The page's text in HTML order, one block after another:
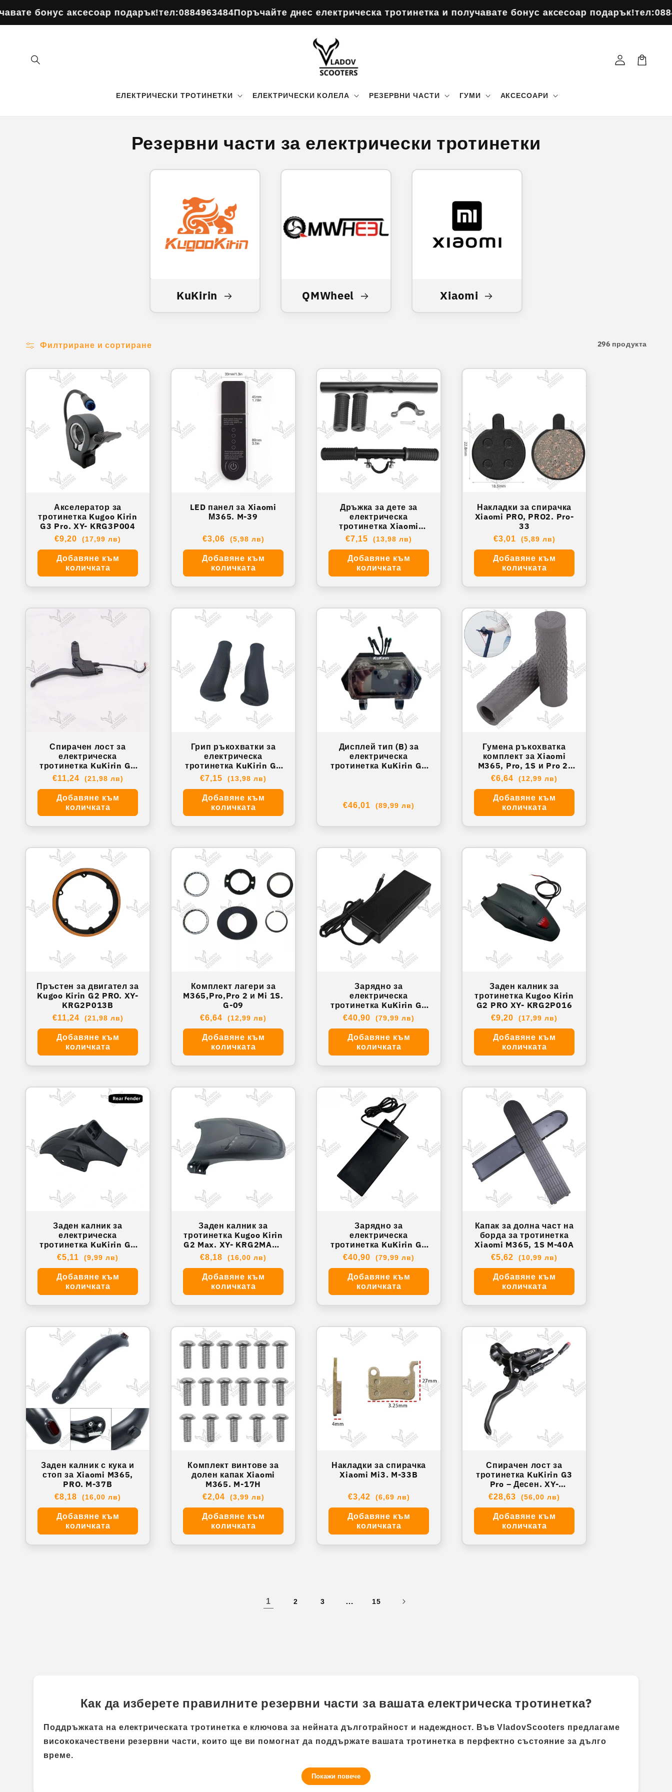
аксесоар подарък!тел:0884963484Поръчайте днес електрическа тротинетка и получавате бонус аксесоар подарък!тел:0884963484
ЕЛЕКТРИЧЕСКИ ТРОТИНЕТКИ ЕЛЕКТРИЧЕСКИ КОЛЕЛА РЕЗЕРВНИ ЧАСТИ ГУМИ АКСЕСОАРИ
Влизане
Резервни части за електрически тротинетки
KuKirin QMWheel Xiaomi
Филтриране и сортиране 296 продукта
Акселератор за
тротинетка Kugoo Kirin
G3 Pro. XY- KRG3P004
Обичайна
цена
€9,20 (17,99 лв)
Добавяне към
количката
LED панел за Xiaomi
М365. M-39
Обичайна
цена
€3,06 (5,98 лв)
Добавяне към
количката
Дръжка за дете за
електрическа
тротинетка Xiaomi
M365, PRO,1S, PRO 2. T-
12A
Обичайна
цена
€7,15 (13,98 лв)
Добавяне към
количката
Накладки за спирачка
Xiaomi PRO, PRO2. Pro-
33
Обичайна
цена
€3,01 (5,89 лв)
Добавяне към
количката
Спирачен лост за
електрическа
тротинетка KuKirin G4
– десен. XY- KRG4009
Обичайна
цена
€11,24 (21,98 лв)
Добавяне към
количката
Грип ръкохватки за
електрическа
тротинетка KuKirin G2
Master. XY- KRG2MST0
49
Обичайна
цена
€7,15 (13,98 лв)
Добавяне към
количката
Дисплей тип (B) за
електрическа
тротинетка KuKirin G2
Обичайна
€46,01 (89,99 лв)
Гумена ръкохватка
комплект за Xiaomi
M365, Pro, 1S и Pro 2.
M-44
Обичайна
цена
€6,64 (12,99 лв)
Добавяне към
количката
Пръстен за двигател за
Kugoo Kirin G2 PRO. XY-
KRG2P013B
Обичайна
цена
€11,24 (21,98 лв)
Добавяне към
количката
Комплект лагери за
M365,Pro,Pro 2 и Mi 1S.
G-09
Обичайна
цена
€6,64 (12,99 лв)
Добавяне към
количката
Зарядно за
електрическа
тротинетка KuKirin G2
54.6V, 2A. XY- KRG2006
Обичайна
цена
€40,90 (79,99 лв)
Добавяне към
количката
Заден калник за
тротинетка Kugoo Kirin
G2 PRO XY- KRG2P016
Обичайна
цена
€9,20 (17,99 лв)
Добавяне към
количката
Заден калник за
електрическа
тротинетка KuKirin G2
Master. XY- KRG2MST0
43
Обичайна
цена
€5,11 (9,99 лв)
Добавяне към
количката
Заден калник за
тротинетка Kugoo Kirin
G2 Max. XY- KRG2MAX0
36
Обичайна
цена
€8,18 (16,00 лв)
Добавяне към
количката
Зарядно за
електрическа
тротинетка KuKirin G2
Pro / G2 Max / New XY-
KRG2MAX0 03
Обичайна
цена
€40,90 (79,99 лв)
Добавяне към
количката
Капак за долна част на
борда за тротинетка
Xiaomi M365, 1S M-40A
Обичайна
цена
€5,62 (10,99 лв)
Добавяне към
количката
Заден калник с кука и
стоп за Xiaomi M365,
PRO. M-37B
Обичайна
цена
€8,18 (16,00 лв)
Добавяне към
количката
Комплект винтове за
долен капак Xiaomi
M365. M-17H
Обичайна
цена
€2,04 (3,99 лв)
Добавяне към
количката
Накладки за спирачка
Xiaomi Mi3. M-33B
Обичайна
цена
€3,42 (6,69 лв)
Добавяне към
количката
Спирачен лост за
тротинетка KuKirin G3
Pro – Десен. XY-
KRG3P009
Обичайна
цена
€28,63 (56,00 лв)
Добавяне към
количката
1 2 3 … 15
Как да изберете правилните резервни части за вашата електрическа тротинетка?
Поддръжката на електрическата тротинетка е ключова за нейната дълготрайност и надеждност. ВъвVladovScooters предлагаме
висококачествени резервни части, които ще ви помогнат да поддържате вашата тротинетка в перфектно състояние за дълго
време.
Покажи повече